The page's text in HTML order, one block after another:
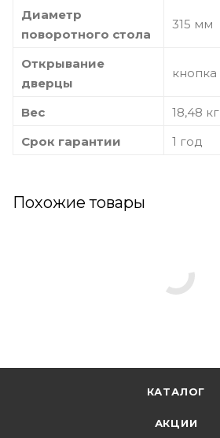
Диаметр
поворотного стола
315 мм
Открывание
дверцы
кнопка
Вес
18,48 кг
Срок гарантии
1 год
Похожие товары
КАТАЛОГ
АКЦИИ